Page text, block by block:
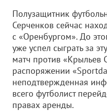
Полузащитник
Серченков сейчас
с «Оренбургом». До
уже успел сыграть за
матч против «Крыльев
распоряжении
неподтвержденная
всего футболист
правах аренды.